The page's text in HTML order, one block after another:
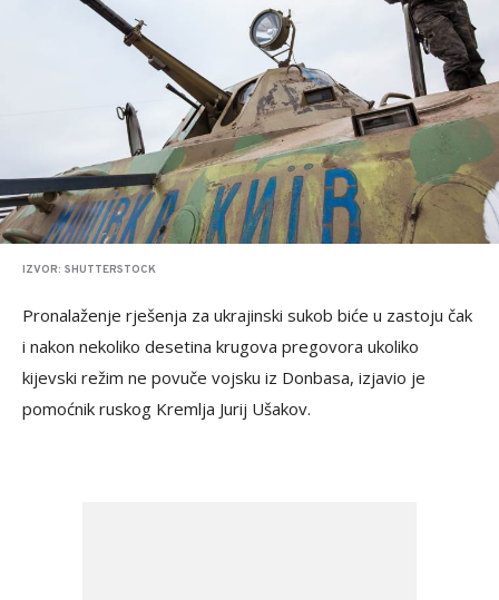
IZVOR: SHUTTERSTOCK
Pronalaženje rješenja za ukrajinski sukob biće u zastoju čak
i nakon nekoliko desetina krugova pregovora ukoliko
kijevski režim ne povuče vojsku iz Donbasa, izjavio je
pomoćnik ruskog Kremlja Jurij Ušakov.